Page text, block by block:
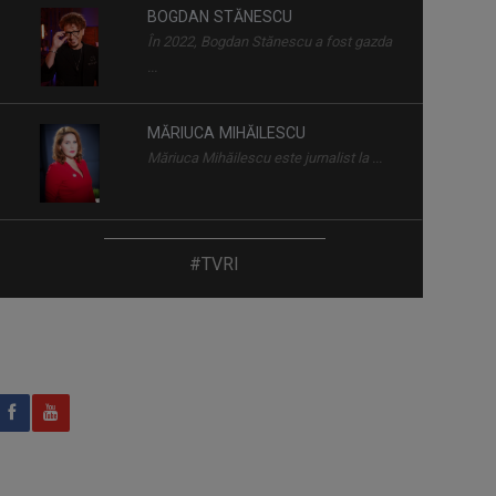
MĂRIUCA MIHĂILESCU
Măriuca Mihăilescu este jurnalist la ...
MIHAELA CRĂCIUN
Mihaela Crăciun (n. 1970, Reuseni,
actor, ...
#TVRI